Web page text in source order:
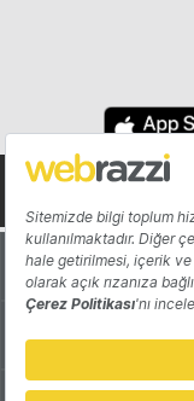
Hakkında
Katkıda Bulun